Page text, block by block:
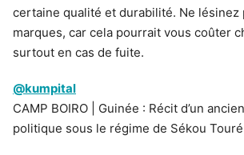
certaine qualité et durabilité. Ne lésinez
marques, car cela pourrait vous coûter
surtout en cas de fuite.
@kumpital
CAMP BOIRO | Guinée : Récit d’un
politique sous le régime de Sékou Touré